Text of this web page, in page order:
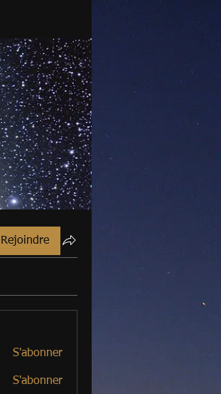
Rejoindre
S'abonner
S'abonner